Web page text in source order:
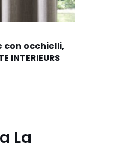
con occhielli,
INTERIEURS
La